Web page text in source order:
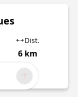
Dist.
6 km